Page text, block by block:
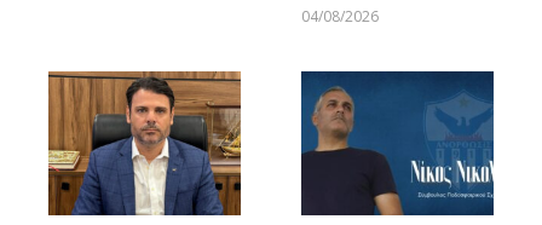
04/08/2026